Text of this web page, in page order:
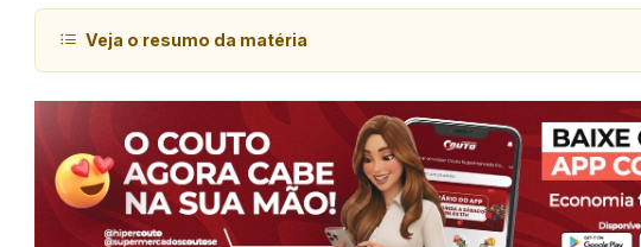
Veja o resumo da matéria